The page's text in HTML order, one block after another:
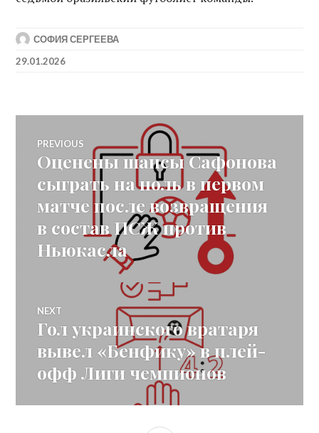
СОФИЯ СЕРГЕЕВА
29.01.2026
Post
navigation
PREVIOUS
Previous
post:
Оценены шансы Сафонова
сыграть на ноль в первом
матче после возвращения
в состав ПСЖ против
Ньюкасла
NEXT
Next
Гол украинского вратаря
вывел «Бенфику» в плей-
офф Лиги чемпионов